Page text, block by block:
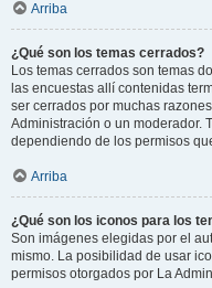
Arriba
¿Qué son los temas cerrados?
Los temas cerrados son temas
las encuestas allí contenidas
ser cerrados por muchas
Administración o un moderador.
dependiendo de los permisos
Arriba
¿Qué son los iconos para los
Son imágenes elegidas por el
mismo. La posibilidad de usar
permisos otorgados por La